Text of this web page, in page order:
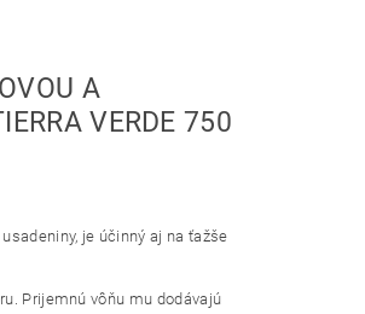
A
VERDE 750
je účinný aj na ťažše
Prijemnú vôňu mu dodávajú